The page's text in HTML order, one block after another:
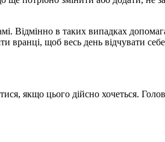
Відмінно в таких випадках
вранці, щоб весь день відчувати
якщо цього дійсно хочеться.